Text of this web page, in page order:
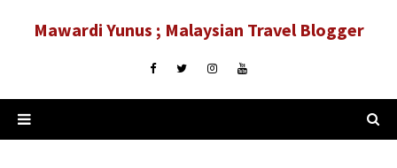
Mawardi Yunus ; Malaysian Travel Blogger